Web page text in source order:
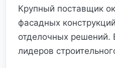
Крупный поставщик
фасадных
отделочных решений.
лидеров